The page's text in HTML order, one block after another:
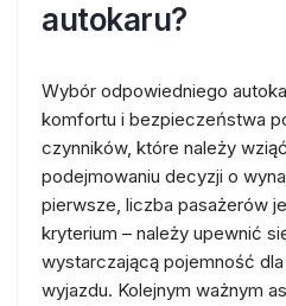
autokaru?
Wybór odpowiedniego
komfortu i bezpieczeństwa
czynników, które należy
podejmowaniu decyzji o
pierwsze, liczba pasażerów
kryterium – należy upewnić
wystarczającą pojemność
wyjazdu. Kolejnym ważnym